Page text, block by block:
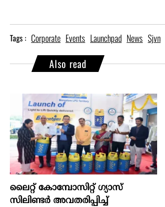
Tags : Corporate Events Launchpad News Sjvn
Also read
ലൈറ്റ് കോമ്പോസിറ്റ് ഗ്യാസ്
സിലിണ്ടർ അവതരിപ്പിച്ച്